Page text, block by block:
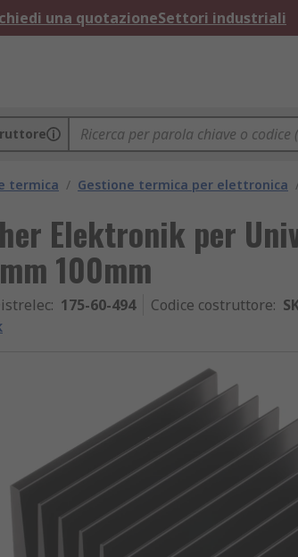
una quotazioneSettori industriali
termica / Gestione termica per elettronica
Elektronik per
100mm
: 175-60-494 Codice costruttore: